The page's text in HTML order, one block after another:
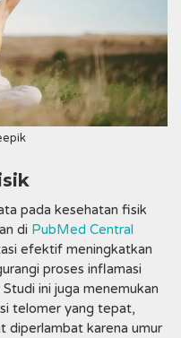
pada kesehatan fisik
di PubMed Central
efektif meningkatkan
proses inflamasi
ini juga menemukan
telomer yang tepat,
diperlambat karena umur